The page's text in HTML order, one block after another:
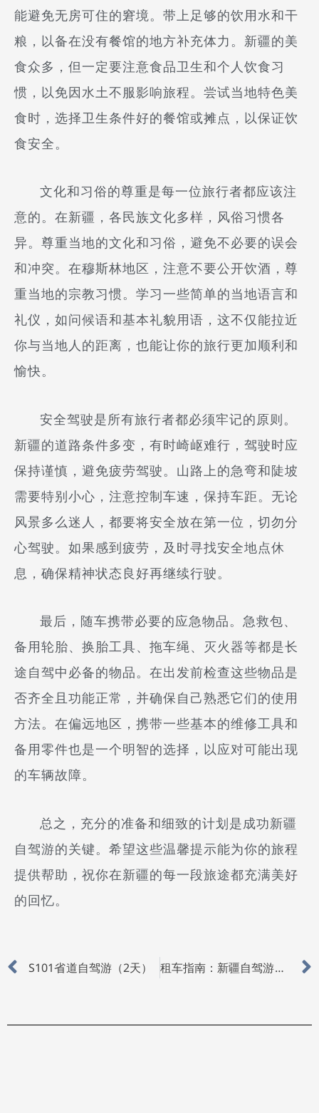
能避免无房可住的窘境。带上足够的饮用水和干
粮，以备在没有餐馆的地方补充体力。新疆的美
食众多，但一定要注意食品卫生和个人饮食习
惯，以免因水土不服影响旅程。尝试当地特色美
食时，选择卫生条件好的餐馆或摊点，以保证饮
食安全。
文化和习俗的尊重是每一位旅行者都应该注
意的。在新疆，各民族文化多样，风俗习惯各
异。尊重当地的文化和习俗，避免不必要的误会
和冲突。在穆斯林地区，注意不要公开饮酒，尊
重当地的宗教习惯。学习一些简单的当地语言和
礼仪，如问候语和基本礼貌用语，这不仅能拉近
你与当地人的距离，也能让你的旅行更加顺利和
愉快。
安全驾驶是所有旅行者都必须牢记的原则。
新疆的道路条件多变，有时崎岖难行，驾驶时应
保持谨慎，避免疲劳驾驶。山路上的急弯和陡坡
需要特别小心，注意控制车速，保持车距。无论
风景多么迷人，都要将安全放在第一位，切勿分
心驾驶。如果感到疲劳，及时寻找安全地点休
息，确保精神状态良好再继续行驶。
最后，随车携带必要的应急物品。急救包、
备用轮胎、换胎工具、拖车绳、灭火器等都是长
途自驾中必备的物品。在出发前检查这些物品是
否齐全且功能正常，并确保自己熟悉它们的使用
方法。在偏远地区，携带一些基本的维修工具和
备用零件也是一个明智的选择，以应对可能出现
的车辆故障。
总之，充分的准备和细致的计划是成功新疆
自驾游的关键。希望这些温馨提示能为你的旅程
提供帮助，祝你在新疆的每一段旅途都充满美好
的回忆。
Prev
S101省道自驾游（2天） 租车指南：新疆自驾游的理想选择